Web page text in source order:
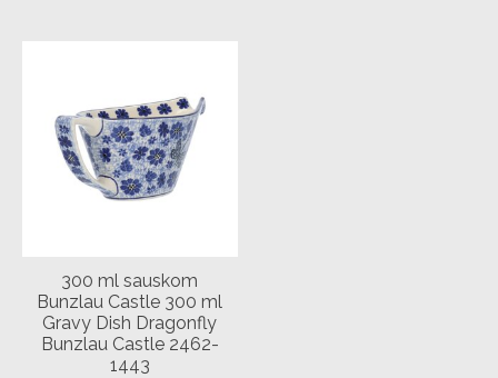
300 ml sauskom
Bunzlau Castle 300 ml
Gravy Dish Dragonfly
Bunzlau Castle 2462-
1443